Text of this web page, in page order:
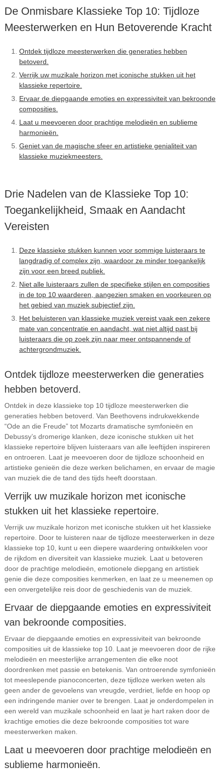
De Onmisbare Klassieke Top 10: Tijdloze
Meesterwerken en Hun Betoverende Kracht
Ontdek tijdloze meesterwerken die generaties hebben
betoverd.
Verrijk uw muzikale horizon met iconische stukken uit het
klassieke repertoire.
Ervaar de diepgaande emoties en expressiviteit van bekroonde
composities.
Laat u meevoeren door prachtige melodieën en sublieme
harmonieën.
Geniet van de magische sfeer en artistieke genialiteit van
klassieke muziekmeesters.
Drie Nadelen van de Klassieke Top 10:
Toegankelijkheid, Smaak en Aandacht
Vereisten
Deze klassieke stukken kunnen voor sommige luisteraars te
langdradig of complex zijn, waardoor ze minder toegankelijk
zijn voor een breed publiek.
Niet alle luisteraars zullen de specifieke stijlen en composities
in de top 10 waarderen, aangezien smaken en voorkeuren op
het gebied van muziek subjectief zijn.
Het beluisteren van klassieke muziek vereist vaak een zekere
mate van concentratie en aandacht, wat niet altijd past bij
luisteraars die op zoek zijn naar meer ontspannende of
achtergrondmuziek.
Ontdek tijdloze meesterwerken die generaties
hebben betoverd.
Ontdek in deze klassieke top 10 tijdloze meesterwerken die
generaties hebben betoverd. Van Beethovens indrukwekkende
“Ode an die Freude” tot Mozarts dramatische symfonieën en
Debussy’s dromerige klanken, deze iconische stukken uit het
klassieke repertoire blijven luisteraars van alle leeftijden inspireren
en ontroeren. Laat je meevoeren door de tijdloze schoonheid en
artistieke genieën die deze werken belichamen, en ervaar de magie
van muziek die de tand des tijds heeft doorstaan.
Verrijk uw muzikale horizon met iconische
stukken uit het klassieke repertoire.
Verrijk uw muzikale horizon met iconische stukken uit het klassieke
repertoire. Door te luisteren naar de tijdloze meesterwerken in deze
klassieke top 10, kunt u een diepere waardering ontwikkelen voor
de rijkdom en diversiteit van klassieke muziek. Laat u betoveren
door de prachtige melodieën, emotionele diepgang en artistiek
genie die deze composities kenmerken, en laat ze u meenemen op
een onvergetelijke reis door de geschiedenis van de muziek.
Ervaar de diepgaande emoties en expressiviteit
van bekroonde composities.
Ervaar de diepgaande emoties en expressiviteit van bekroonde
composities uit de klassieke top 10. Laat je meevoeren door de rijke
melodieën en meesterlijke arrangementen die elke noot
doordrenken met passie en betekenis. Van ontroerende symfonieën
tot meeslepende pianoconcerten, deze tijdloze werken weten als
geen ander de gevoelens van vreugde, verdriet, liefde en hoop op
een indringende manier over te brengen. Laat je onderdompelen in
een wereld van muzikale schoonheid en laat je hart raken door de
krachtige emoties die deze bekroonde composities tot ware
meesterwerken maken.
Laat u meevoeren door prachtige melodieën en
sublieme harmonieën.